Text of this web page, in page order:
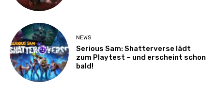
NEWS
Serious Sam: Shatterverse lädt
zum Playtest – und erscheint schon
bald!